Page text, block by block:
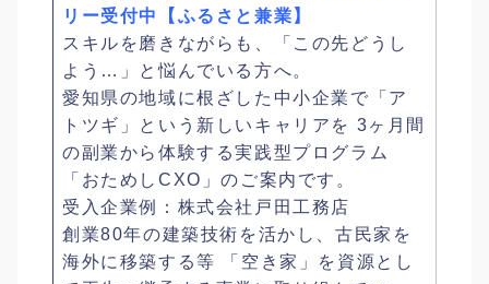
リー受付中【ふるさと兼業】
スキルを磨きながらも、「この先どうし
よう…」と悩んでいる方へ。
愛知県の地域に根ざした中小企業で「ア
トツギ」という新しいキャリアを 3ヶ月間
の副業から体験する実践型プログラム
「おためしCXO」のご案内です。
受入企業例：株式会社戸田工務店
創業80年の建築技術を活かし、古民家を
海外に移築する等 「空き家」を資源とし